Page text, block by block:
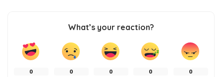
What’s your reaction?
0 0 0 0 0